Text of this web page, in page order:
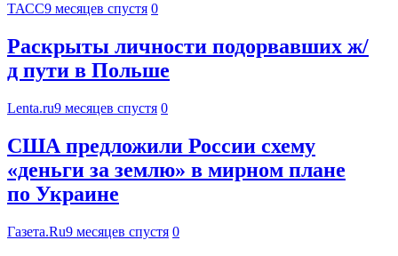
ТАСС9 месяцев спустя 0
Раскрыты личности подорвавших ж/
д пути в Польше
Lenta.ru9 месяцев спустя 0
США предложили России схему
«деньги за землю» в мирном плане
по Украине
Газета.Ru9 месяцев спустя 0